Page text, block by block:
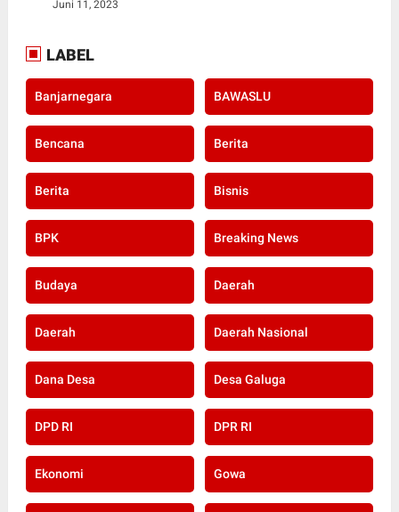
Juni 11, 2023
LABEL
Banjarnegara BAWASLU
Bencana Berita
Berita Bisnis
BPK Breaking News
Budaya Daerah
Daerah Daerah Nasional
Dana Desa Desa Galuga
DPD RI DPR RI
Ekonomi Gowa